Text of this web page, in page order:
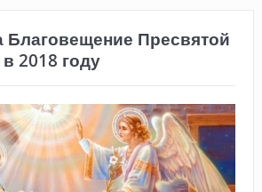
Благовещение Пресвятой
2018 году